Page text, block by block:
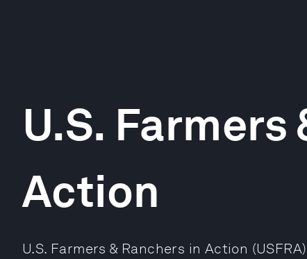
U.S. Farmers
Action
U.S. Farmers & Ranchers in Action